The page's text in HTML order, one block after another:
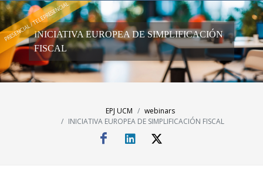
PRESENCIAL / TELEPRESENCIAL
INICIATIVA EUROPEA DE SIMPLIFICACIÓN
FISCAL
EPJ UCM
webinars
INICIATIVA EUROPEA DE SIMPLIFICACIÓN FISCAL